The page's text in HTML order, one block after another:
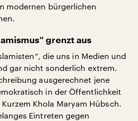
modernen bürgerlichen
grenzt aus
die uns in Medien und
gar nicht sonderlich extrem.
ausgerechnet jene
in der Öffentlichkeit
Khola Maryam Hübsch.
Eintreten gegen